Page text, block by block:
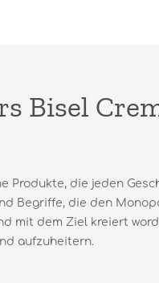
Bisel
Produkte, die jeden
Begriffe, die den
mit dem Ziel kreiert
aufzuheitern.